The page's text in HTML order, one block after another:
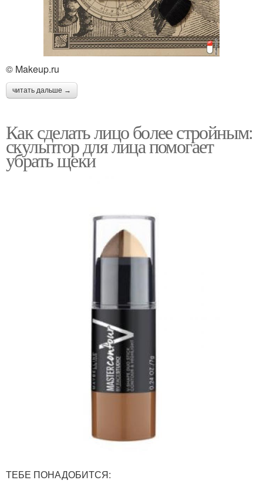
© Makeup.ru
читать дальше →
Как сделать лицо более стройным:
скульптор для лица помогает
убрать щеки
ТЕБЕ ПОНАДОБИТСЯ: